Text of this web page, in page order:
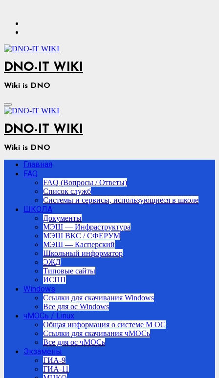
содержимому
DNO-IT WIKI
Wiki is DNO
DNO-IT WIKI
Wiki is DNO
Главная
FAQ
FAQ (Вопросы / Ответы)
Список служб
Системы и сервисы, использующиеся в школе
ШКОЛА
Документы
МЭШ — Инфраструктура
МЭШ ВКС / СФЕРУМ
МЭШ — Касперский
Школьный информатор
ЭЖД
Типовые сайты
ИСПП
Windows
Ссылки для скачивания Windows
Все для ос Windows
чМОСь / Linux
Общая информация о системе М ОС
Ссылки для скачивания чМОСь
Все для ос чМОСь
Экзамены
ГИА-9
ГИА-11